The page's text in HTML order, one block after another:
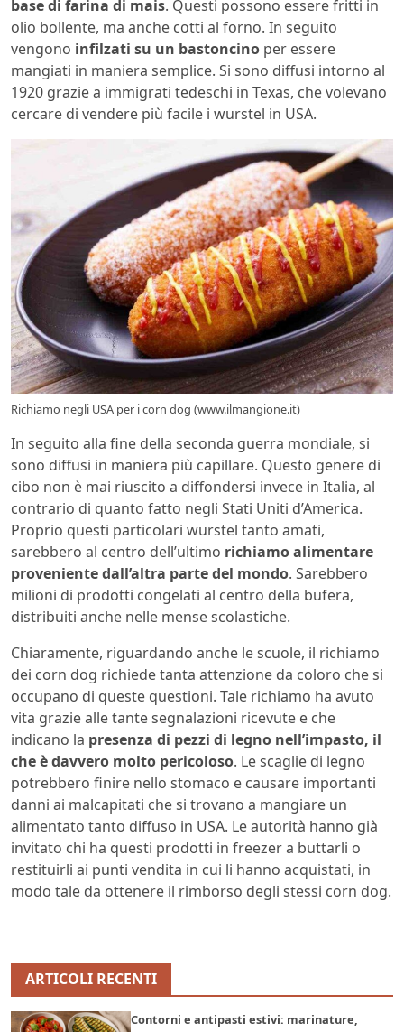
base di farina di mais. Questi possono essere fritti in
olio bollente, ma anche cotti al forno. In seguito
vengono infilzati su un bastoncino per essere
mangiati in maniera semplice. Si sono diffusi intorno al
1920 grazie a immigrati tedeschi in Texas, che volevano
cercare di vendere più facile i wurstel in USA.
Richiamo negli USA per i corn dog (www.ilmangione.it)
In seguito alla fine della seconda guerra mondiale, si
sono diffusi in maniera più capillare. Questo genere di
cibo non è mai riuscito a diffondersi invece in Italia, al
contrario di quanto fatto negli Stati Uniti d’America.
Proprio questi particolari wurstel tanto amati,
sarebbero al centro dell’ultimo richiamo alimentare
proveniente dall’altra parte del mondo. Sarebbero
milioni di prodotti congelati al centro della bufera,
distribuiti anche nelle mense scolastiche.
Chiaramente, riguardando anche le scuole, il richiamo
dei corn dog richiede tanta attenzione da coloro che si
occupano di queste questioni. Tale richiamo ha avuto
vita grazie alle tante segnalazioni ricevute e che
indicano la presenza di pezzi di legno nell’impasto, il
che è davvero molto pericoloso. Le scaglie di legno
potrebbero finire nello stomaco e causare importanti
danni ai malcapitati che si trovano a mangiare un
alimentato tanto diffuso in USA. Le autorità hanno già
invitato chi ha questi prodotti in freezer a buttarli o
restituirli ai punti vendita in cui li hanno acquistati, in
modo tale da ottenere il rimborso degli stessi corn dog.
ARTICOLI RECENTI
Contorni e antipasti estivi: marinature,